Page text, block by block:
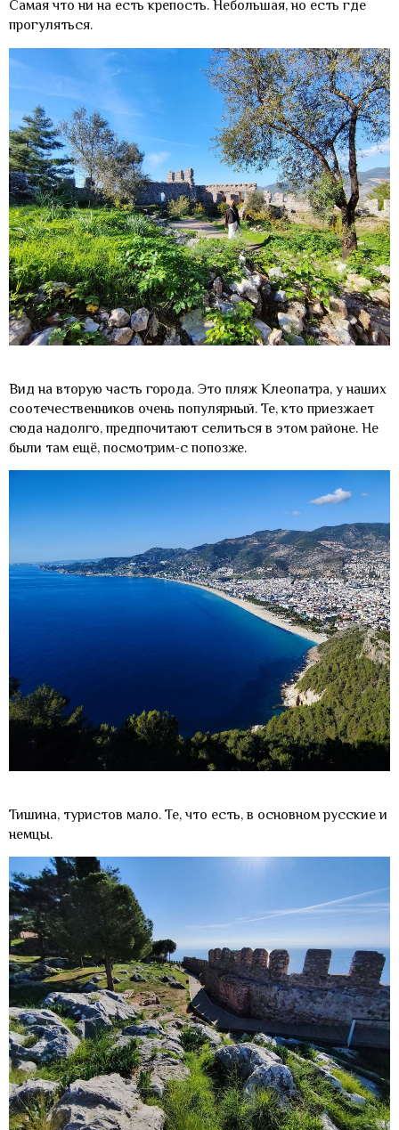
Самая что ни на есть крепость. Небольшая, но есть где
прогуляться.
Вид на вторую часть города. Это пляж Клеопатра, у наших
соотечественников очень популярный. Те, кто приезжает
сюда надолго, предпочитают селиться в этом районе. Не
были там ещё, посмотрим-с попозже.
Тишина, туристов мало. Те, что есть, в основном русские и
немцы.